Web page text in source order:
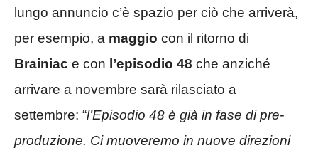
lungo annuncio c’è spazio per ciò che arriverà,
per esempio, a maggio con il ritorno di
Brainiac e con l’episodio 48 che anziché
arrivare a novembre sarà rilasciato a
settembre: “l’Episodio 48 è già in fase di pre-
produzione. Ci muoveremo in nuove direzioni